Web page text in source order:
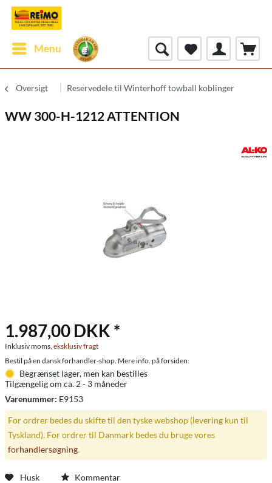
Menu
Oversigt Reservedele til Winterhoff towball koblinger
WW 300-H-1212 ATTENTION
1.987,00 DKK *
Inklusiv moms, eksklusiv fragt
Bestil på en dansk forhandler-shop. Mere info. på forsiden.
Begrænset lager, men kan bestilles
Tilgængelig om ca. 2 - 3 måneder
Varenummer: E9153
For ordrer bedes du skifte til den tyske webshop (levering kun til
Tyskland). For ordrer til Danmark bedes du bruge vores
forhandlersøgning.
Husk Kommentar